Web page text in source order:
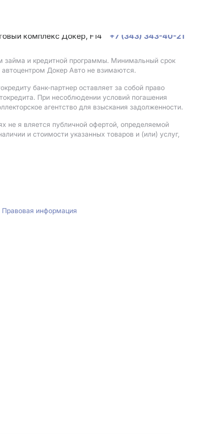
комплекс Докер, F14
+7 (343) 343-40-21
займа и кредитной программы. Минимальный срок
Докер Авто не взимаются.
банк-партнер оставляет за собой право
При несоблюдении условий погашения
агентство для взыскания задолженности.
не я вляется публичной офертой, определяемой
и стоимости указанных товаров и (или) услуг,
Правовая информация